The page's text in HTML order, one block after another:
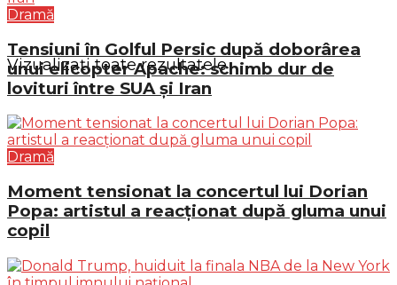
Vizualizați toate rezultatele
Dramă
Tensiuni în Golful Persic după doborârea
unui elicopter Apache: schimb dur de
lovituri între SUA și Iran
Dramă
Moment tensionat la concertul lui Dorian
Popa: artistul a reacționat după gluma unui
copil